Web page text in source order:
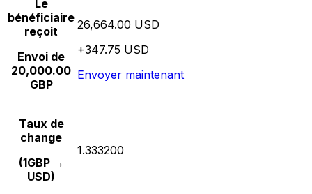
Le
bénéficiaire
reçoit
Envoi de
20,000.00
GBP
26,664.00 USD
+347.75 USD
Envoyer maintenant
Taux de
change
(1GBP →
USD)
1.333200